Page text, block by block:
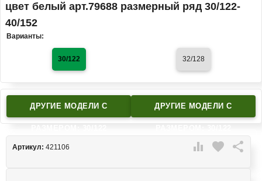
цвет белый арт.79688 размерный ряд 30/122-
40/152
Варианты:
30/122 32/128
ДРУГИЕ МОДЕЛИ C ДРУГИЕ МОДЕЛИ C
 favorite 
Артикул: 421106